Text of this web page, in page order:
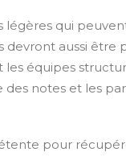
légères qui
aussi être
les équipes
notes et les
pour